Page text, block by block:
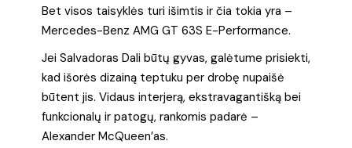
Bet visos taisyklės turi išimtis ir čia tokia yra –
Mercedes-Benz AMG GT 63S E-Performance.
Jei Salvadoras Dali būtų gyvas, galėtume prisiekti,
kad išorės dizainą teptuku per drobę nupaišė
būtent jis. Vidaus interjerą, ekstravagantišką bei
funkcionalų ir patogų, rankomis padarė –
Alexander McQueen’as.